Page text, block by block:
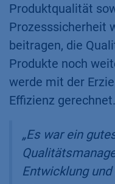
Produktqualität
Prozesssicherheit
beitragen, die
Produkte noch
werde mit der
Effizienz gerechnet.
„Es war ein
Entwicklung